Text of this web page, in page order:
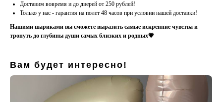
Доставим вовремя и до дверей от 250 рублей!
Только у нас - гарантия на полет 48 часов при условии нашей доставки!
Нашими шариками вы сможете выразить самые искренние чувства и
тронуть до глубины души самых близких и родных💗
Вам будет интересно!